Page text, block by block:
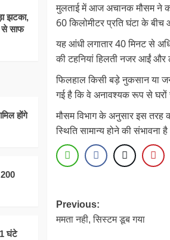
मुलताई में आज अचानक मौसम ने
60 किलोमीटर प्रति घंटा के
यह आंधी लगातार 40 मिनट से
की टहनियां हिलती नजर आईं और
फिलहाल किसी बड़े नुकसान या
गई है कि वे अनावश्यक रूप से
मौसम विभाग के अनुसार इस तरह
स्थिति सामान्य होने की
Post
navigation
Previous:
ममता नही, सिस्टम डूब गया
झटका,
से साफ
होंगे
200
घंटे